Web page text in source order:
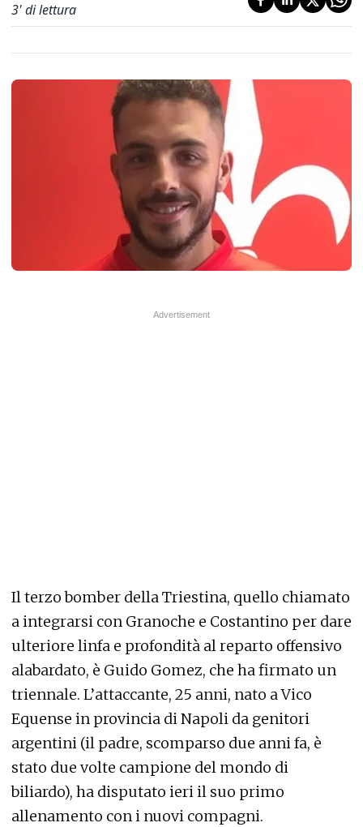
3' di lettura
Il terzo bomber della Triestina, quello chiamato
a integrarsi con Granoche e Costantino per dare
ulteriore linfa e profondità al reparto offensivo
alabardato, è Guido Gomez, che ha firmato un
triennale. L’attaccante, 25 anni, nato a Vico
Equense in provincia di Napoli da genitori
argentini (il padre, scomparso due anni fa, è
stato due volte campione del mondo di
biliardo), ha disputato ieri il suo primo
allenamento con i nuovi compagni.